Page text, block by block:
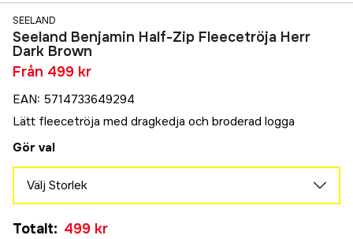
SEELAND
Seeland Benjamin Half-Zip Fleecetröja Herr
Dark Brown
Från 499 kr
EAN: 5714733649294
Lätt fleecetröja med dragkedja och broderad logga
Gör val
Välj Storlek
499 kr
Totalt: 499 kr